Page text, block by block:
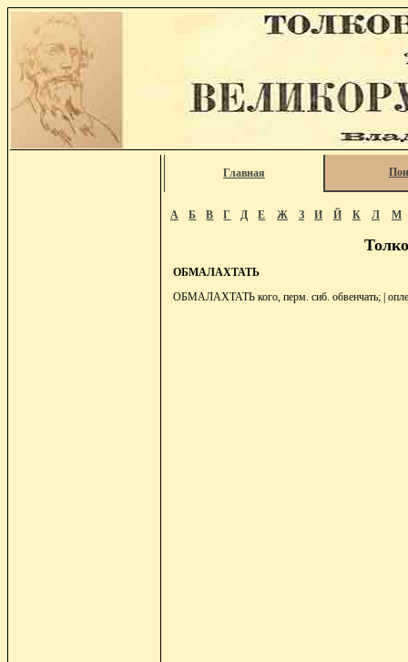
Главная
А Б В Г Д Е Ж З И Й К Л М
ОБМАЛАХТАТЬ
ОБМАЛАХТАТЬ кого, перм. сиб. обвенчать; |